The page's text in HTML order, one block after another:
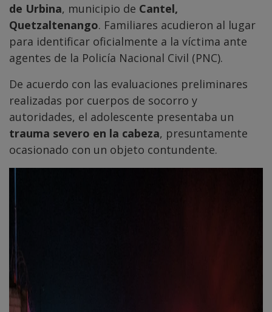
de Urbina, municipio de Cantel,
Quetzaltenango. Familiares acudieron al lugar
para identificar oficialmente a la víctima ante
agentes de la Policía Nacional Civil (PNC).
De acuerdo con las evaluaciones preliminares
realizadas por cuerpos de socorro y
autoridades, el adolescente presentaba un
trauma severo en la cabeza, presuntamente
ocasionado con un objeto contundente.